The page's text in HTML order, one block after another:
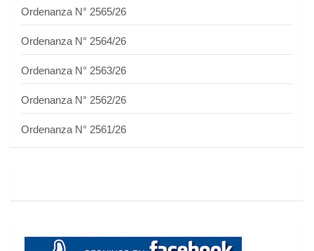
Ordenanza N° 2565/26
Ordenanza N° 2564/26
Ordenanza N° 2563/26
Ordenanza N° 2562/26
Ordenanza N° 2561/26